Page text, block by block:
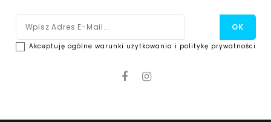
Akceptuję ogólne warunki użytkowania i politykę prywatności